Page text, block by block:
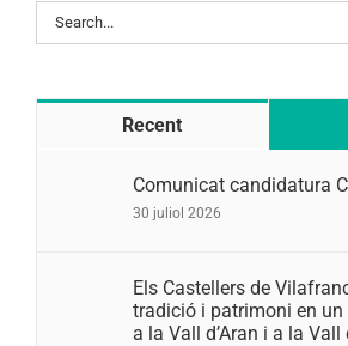
Search
for:
Recent
Comunicat candidatura
30 juliol 2026
Els Castellers de
tradició i patrimoni en un
a la Vall d’Aran i a la Vall